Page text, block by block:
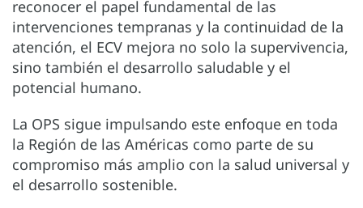
reconocer el papel fundamental de las
intervenciones tempranas y la continuidad de la
atención, el ECV mejora no solo la supervivencia,
sino también el desarrollo saludable y el
potencial humano.
La OPS sigue impulsando este enfoque en toda
la Región de las Américas como parte de su
compromiso más amplio con la salud universal y
el desarrollo sostenible.